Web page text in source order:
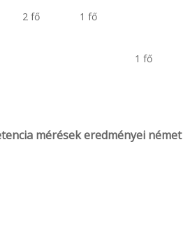
2 fő 1 fő
1 fő
mérések eredményei német